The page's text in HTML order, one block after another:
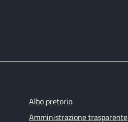
Albo pretorio
Amministrazione trasparente